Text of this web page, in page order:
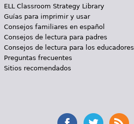
ELL Classroom Strategy Library
Guías para imprimir y usar
Consejos familiares en español
Consejos de lectura para padres
Consejos de lectura para los educadores
Preguntas frecuentes
Sitios recomendados